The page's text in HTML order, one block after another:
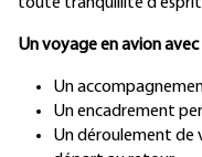
toute tranquillité
Un voyage en avion
Un
Un encadrement
Un déroulement